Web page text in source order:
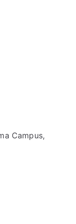
Campus,